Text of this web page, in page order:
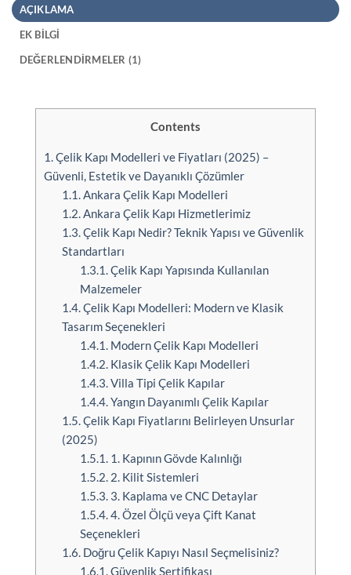
AÇIKLAMA
EK BILGI
DEĞERLENDIRMELER (1)
Contents
1.Çelik Kapı Modelleri ve Fiyatları (2025) –
Güvenli, Estetik ve Dayanıklı Çözümler
1.1.Ankara Çelik Kapı Modelleri
1.2.Ankara Çelik Kapı Hizmetlerimiz
1.3.Çelik Kapı Nedir? Teknik Yapısı ve Güvenlik
Standartları
1.3.1.Çelik Kapı Yapısında Kullanılan
Malzemeler
1.4.Çelik Kapı Modelleri: Modern ve Klasik
Tasarım Seçenekleri
1.4.1.Modern Çelik Kapı Modelleri
1.4.2.Klasik Çelik Kapı Modelleri
1.4.3.Villa Tipi Çelik Kapılar
1.4.4.Yangın Dayanımlı Çelik Kapılar
1.5.Çelik Kapı Fiyatlarını Belirleyen Unsurlar
(2025)
1.5.1.1. Kapının Gövde Kalınlığı
1.5.2.2. Kilit Sistemleri
1.5.3.3. Kaplama ve CNC Detaylar
1.5.4.4. Özel Ölçü veya Çift Kanat
Seçenekleri
1.6.Doğru Çelik Kapıyı Nasıl Seçmelisiniz?
1.6.1.Güvenlik Sertifikası